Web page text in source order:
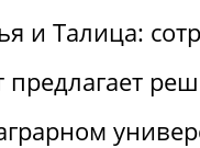
и Талица: